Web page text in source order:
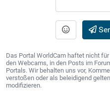
Das Portal WorldCam haftet nicht
den Webcams, in den Posts im
Portals. Wir behalten uns vor,
verstoßen oder als beleidigend
modifizieren.